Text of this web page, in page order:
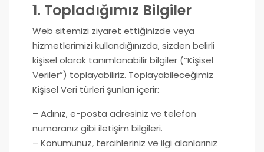
1. Topladığımız Bilgiler
Web sitemizi ziyaret ettiğinizde veya
hizmetlerimizi kullandığınızda, sizden belirli
kişisel olarak tanımlanabilir bilgiler (“Kişisel
Veriler”) toplayabiliriz. Toplayabileceğimiz
Kişisel Veri türleri şunları içerir:
– Adınız, e-posta adresiniz ve telefon
numaranız gibi iletişim bilgileri.
– Konumunuz, tercihleriniz ve ilgi alanlarınız